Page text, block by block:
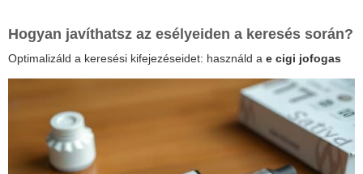
Hogyan javíthatsz az esélyeiden a keresés során?
Optimalizáld a keresési kifejezéseidet: használd a e cigi jofogas